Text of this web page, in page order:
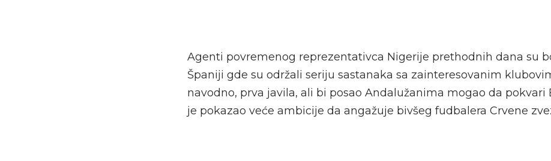
Agenti povremenog reprezentativca Nigerije prethodnih dana su
Španiji gde su održali seriju sastanaka sa zainteresovanim
navodno, prva javila, ali bi posao Andalužanima mogao da pokvari
je pokazao veće ambicije da angažuje bivšeg fudbalera Crvene